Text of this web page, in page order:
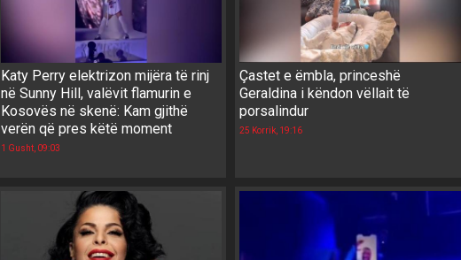
Katy Perry elektrizon mijëra të rinj
në Sunny Hill, valëvit flamurin e
Kosovës në skenë: Kam gjithë
verën që pres këtë moment
1 Gusht, 09:03
Çastet e ëmbla, princeshë
Geraldina i këndon vëllait të
porsalindur
25 Korrik, 19:16